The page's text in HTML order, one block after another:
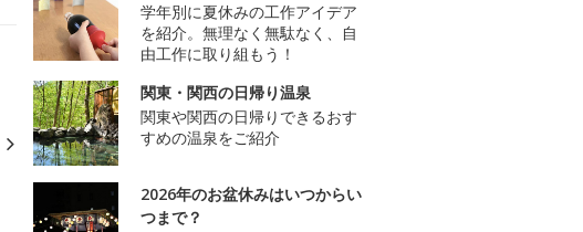
学年別に夏休みの工作アイデア
を紹介。無理なく無駄なく、自
由工作に取り組もう！
関東・関西の日帰り温泉
関東や関西の日帰りできるおす
すめの温泉をご紹介
2026年のお盆休みはいつからい
つまで？